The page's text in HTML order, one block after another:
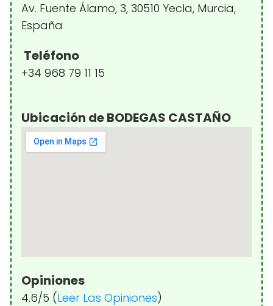
Av. Fuente Álamo, 3, 30510 Yecla, Murcia,
España
Teléfono
+34 968 79 11 15
Ubicación de BODEGAS CASTAÑO
Opiniones
4.6/5 (Leer Las Opiniones)